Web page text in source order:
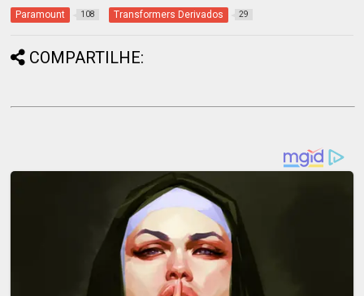
Paramount 108 Transformers Derivados 29
COMPARTILHE: